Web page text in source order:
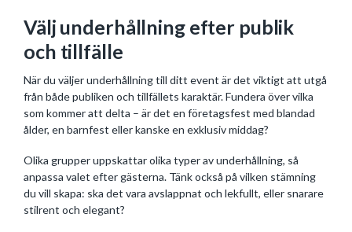
Välj underhållning efter publik
och tillfälle
När du väljer underhållning till ditt event är det viktigt att utgå
från både publiken och tillfällets karaktär. Fundera över vilka
som kommer att delta – är det en företagsfest med blandad
ålder, en barnfest eller kanske en exklusiv middag?
Olika grupper uppskattar olika typer av underhållning, så
anpassa valet efter gästerna. Tänk också på vilken stämning
du vill skapa: ska det vara avslappnat och lekfullt, eller snarare
stilrent och elegant?